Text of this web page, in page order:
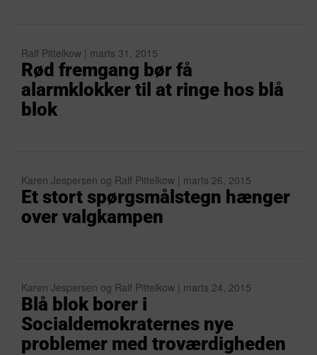
Ralf Pittelkow | marts 31, 2015
Rød fremgang bør få
alarmklokker til at ringe hos blå
blok
Karen Jespersen og Ralf Pittelkow | marts 26, 2015
Et stort spørgsmålstegn hænger
over valgkampen
Karen Jespersen og Ralf Pittelkow | marts 24, 2015
Blå blok borer i
Socialdemokraternes nye
problemer med troværdigheden